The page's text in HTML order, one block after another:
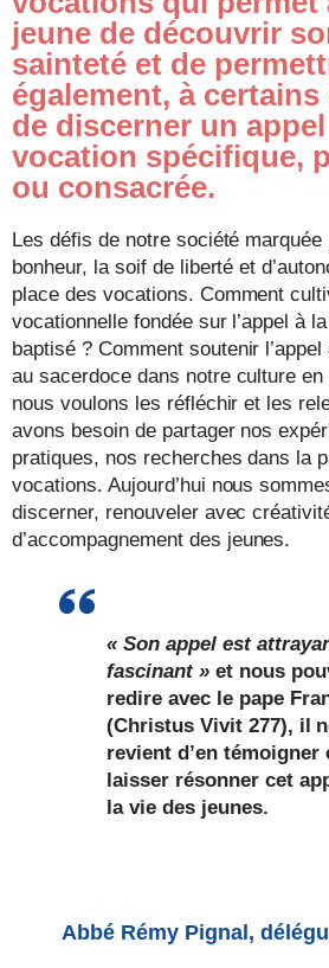
jeune de découvrir
sainteté et de
également, à certains
de discerner un
vocation spécifique,
ou consacrée.
Les défis de notre société
bonheur, la soif de liberté et
place des vocations. Comment
vocationnelle fondée sur l’appel à
baptisé ? Comment soutenir
au sacerdoce dans notre culture
nous voulons les réfléchir et les
avons besoin de partager nos
pratiques, nos recherches dans la
vocations. Aujourd’hui nous
discerner, renouveler avec
d’accompagnement des jeunes.
« Son appel est
fascinant »et nous
redire avec le pape
(Christus Vivit 277), il
revient d’en témoigner
laisser résonner cet
la vie des jeunes.
Abbé Rémy Pignal,